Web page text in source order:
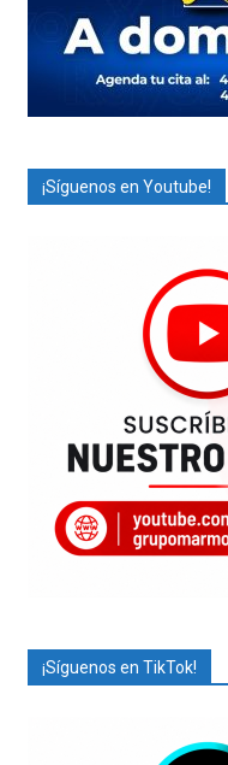
¡Síguenos en Youtube!
¡Síguenos en TikTok!